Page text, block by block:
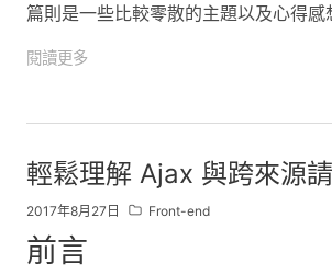
篇則是一些比較零散的主題以及心得感
閱讀更多
輕鬆理解 Ajax 與跨來源
2017年8月27日 Front-end
前言